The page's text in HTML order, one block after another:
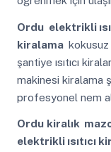
Ordu elektrikli
kiralama kokusuz
şantiye ısıtıcı
makinesi kiralama
profesyonel nem
Ordu kiralık
elektrikli ısıtıcı